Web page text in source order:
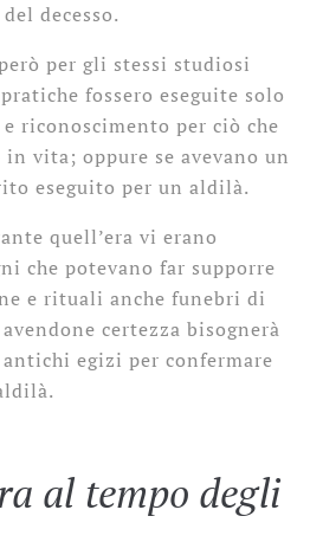
decesso.
per gli stessi studiosi
fossero eseguite solo
riconoscimento per ciò che
in vita; oppure se avevano un
eseguito per un aldilà.
quell’era vi erano
che potevano far supporre
e rituali anche funebri di
certezza bisognerà
egizi per confermare
al tempo degli